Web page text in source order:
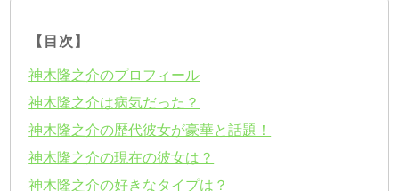
【目次】
神木隆之介のプロフィール
神木隆之介は病気だった？
神木隆之介の歴代彼女が豪華と話題！
神木隆之介の現在の彼女は？
神木隆之介の好きなタイプは？